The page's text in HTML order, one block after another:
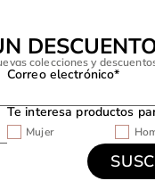
colecciones y
Correo electrónico*
Te interesa productos
Mujer